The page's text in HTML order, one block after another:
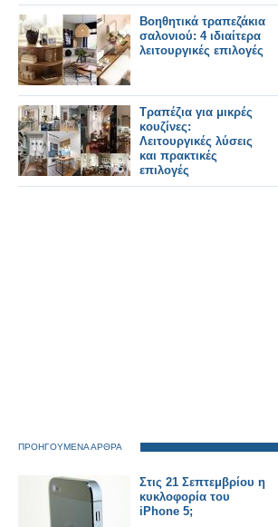
Βοηθητικά τραπεζάκια
σαλονιού: 4 ιδιαίτερα
λειτουργικές επιλογές
Τραπέζια για μικρές
κουζίνες:
Λειτουργικές λύσεις
και πρακτικές
επιλογές
ΠΡΟΗΓΟΥΜΕΝΑ ΑΡΘΡΑ
Στις 21 Σεπτεμβρίου η
κυκλοφορία του
iPhone 5;